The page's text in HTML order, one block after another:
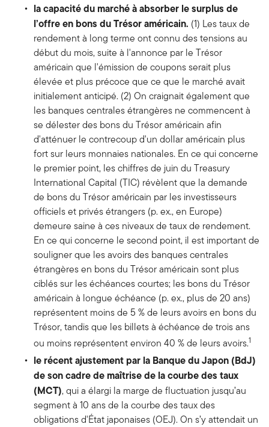
la capacité du marché à absorber le surplus de
l’offre en bons du Trésor américain. (1) Les taux de
rendement à long terme ont connu des tensions au
début du mois, suite à l'annonce par le Trésor
américain que l'émission de coupons serait plus
élevée et plus précoce que ce que le marché avait
initialement anticipé. (2) On craignait également que
les banques centrales étrangères ne commencent à
se délester des bons du Trésor américain afin
d'atténuer le contrecoup d'un dollar américain plus
fort sur leurs monnaies nationales. En ce qui concerne
le premier point, les chiffres de juin du Treasury
International Capital (TIC) révèlent que la demande
de bons du Trésor américain par les investisseurs
officiels et privés étrangers (p. ex., en Europe)
demeure saine à ces niveaux de taux de rendement.
En ce qui concerne le second point, il est important de
souligner que les avoirs des banques centrales
étrangères en bons du Trésor américain sont plus
ciblés sur les échéances courtes; les bons du Trésor
américain à longue échéance (p. ex., plus de 20 ans)
représentent moins de 5 % de leurs avoirs en bons du
Trésor, tandis que les billets à échéance de trois ans
ou moins représentent environ 40 % de leurs avoirs.1
le récent ajustement par la Banque du Japon (BdJ)
de son cadre de maîtrise de la courbe des taux
(MCT), qui a élargi la marge de fluctuation jusqu’au
segment à 10 ans de la courbe des taux des
obligations d'État japonaises (OEJ). On s’y attendait un